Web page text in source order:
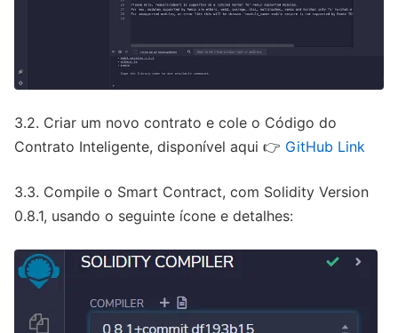
3.2. Criar um novo contrato e cole o Código do
Contrato Inteligente, disponível aqui 👉 GitHub Link
3.3. Compile o Smart Contract, com Solidity Version
0.8.1, usando o seguinte ícone e detalhes: